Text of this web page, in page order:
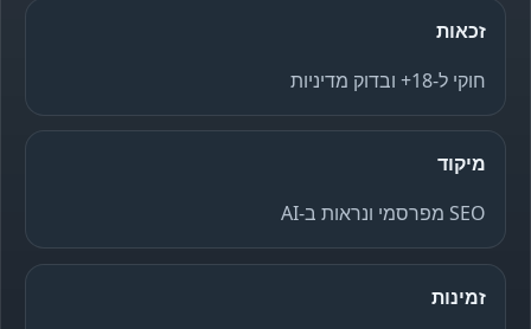
זכאות
חוקי ל-18+ ובדוק מדיניות
מיקוד
SEO מפרסמי ונראות ב-AI
זמינות